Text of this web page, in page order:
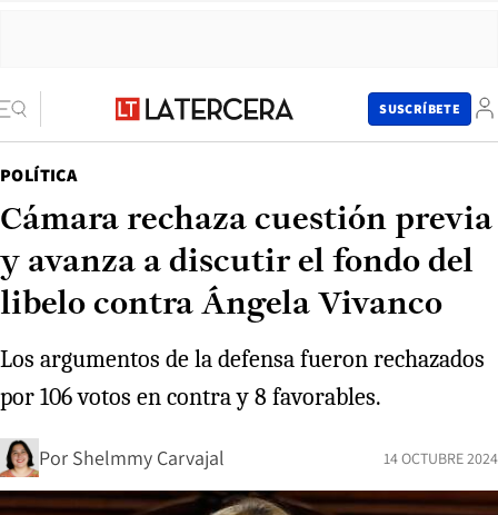
SUSCRÍBETE
POLÍTICA
Cámara rechaza cuestión previa
y avanza a discutir el fondo del
libelo contra Ángela Vivanco
Los argumentos de la defensa fueron rechazados
por 106 votos en contra y 8 favorables.
Por Shelmmy Carvajal 14 OCTUBRE 2024